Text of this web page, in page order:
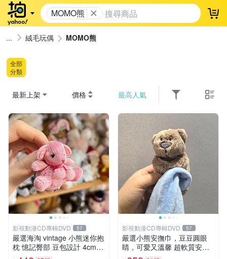
MOMO熊 登
絨毛玩偶 MOMO熊
全部
分類
最新上架 價格 最高人氣
影視動漫CD專輯DVD 57
嚴選海淘 vintage 小熊迷你抱
枕 憶記臀部 豆包設計 4cm
高 推薦收藏 迷你豆包小熊、
影視動漫CD專輯DVD 57
嚴選小熊安撫巾，豆豆圓眼
睛，可愛又溫馨 超軟質安撫
巾，豆豆設計，哄睡好幫手